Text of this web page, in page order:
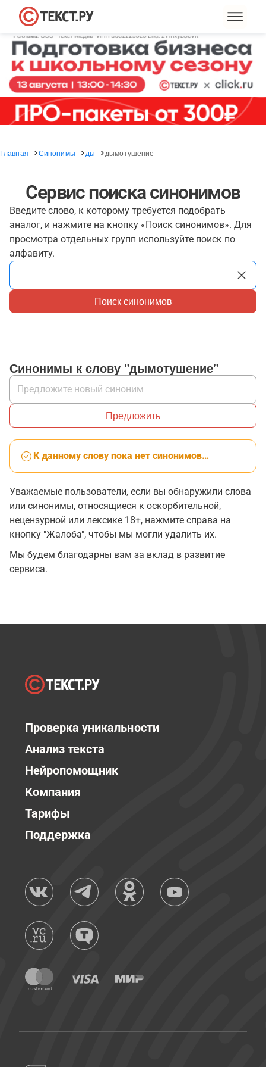
Главная Синонимы ды дымотушение
Сервис поиска синонимов
Введите слово, к которому требуется подобрать
аналог, и нажмите на кнопку «Поиск синонимов». Для
просмотра отдельных групп используйте поиск по
алфавиту.
Поиск синонимов
Синонимы к слову "дымотушение"
Предложить
К данному слову пока нет синонимов…
Уважаемые пользователи, если вы обнаружили слова
или синонимы, относящиеся к оскорбительной,
нецензурной или лексике 18+, нажмите справа на
кнопку "Жалоба", чтобы мы могли удалить их.
Мы будем благодарны вам за вклад в развитие
сервиса.
Проверка уникальности
Анализ текста
Нейропомощник
Компания
Тарифы
Поддержка